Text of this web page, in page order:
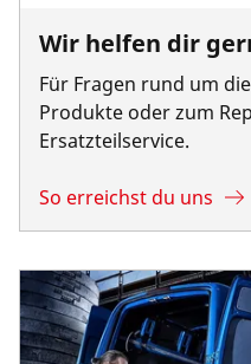
Wir helfen dir
Für Fragen rund um
Produkte oder zum
Ersatzteilservice.
So erreichst du uns